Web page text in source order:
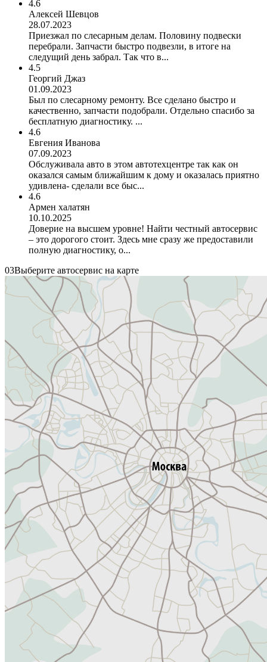
4.6
Алексей Шевцов
28.07.2023
Приезжал по слесарным делам. Половину подвески
перебрали. Запчасти быстро подвезли, в итоге на
следущий день забрал. Так что в...
4.5
Георгий Джаз
01.09.2023
Был по слесарному ремонту. Все сделано быстро и
качественно, запчасти подобрали. Отдельно спасибо за
бесплатную диагностику. ...
4.6
Евгения Иванова
07.09.2023
Обслуживала авто в этом автотехцентре так как он
оказался самым ближайшим к дому и оказалась приятно
удивлена- сделали все быс...
4.6
Армен халатян
10.10.2025
Доверие на высшем уровне! Найти честный автосервис
– это дорогого стоит. Здесь мне сразу же предоставили
полную диагностику, о...
03Выберите автосервис на карте